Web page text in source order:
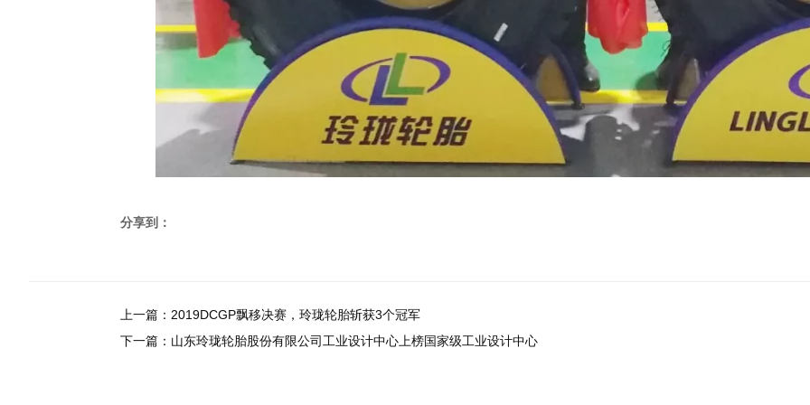
分享到：
上一篇： 2019DCGP飘移决赛，玲珑轮胎斩获3个冠军
下一篇： 山东玲珑轮胎股份有限公司工业设计中心上榜国家级工业设计中心